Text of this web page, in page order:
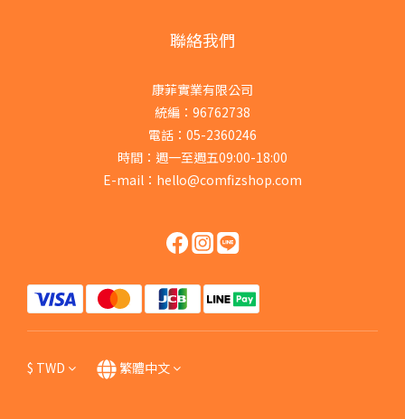
聯絡我們
康菲實業有限公司
統編：96762738
電話：05-2360246
時間：週一至週五09:00-18:00
E-mail：hello@comfizshop.com
$ TWD 繁體中文